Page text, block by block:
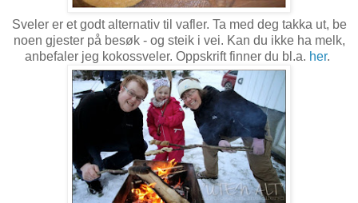
Sveler er et godt alternativ til vafler. Ta med deg takka ut, be
noen gjester på besøk - og steik i vei. Kan du ikke ha melk,
anbefaler jeg kokossveler. Oppskrift finner du bl.a. her.